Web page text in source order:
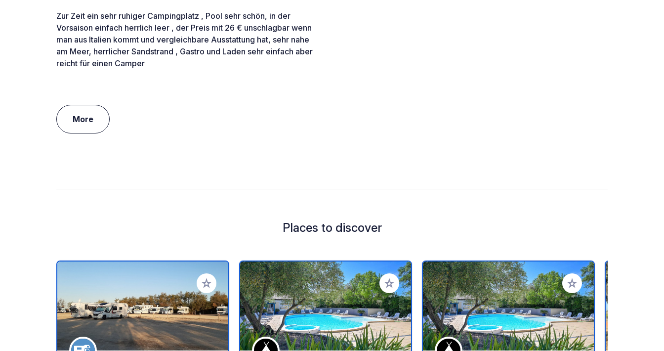
Zur Zeit ein sehr ruhiger Campingplatz , Pool sehr schön, in der
Vorsaison einfach herrlich leer , der Preis mit 26 € unschlagbar wenn
man aus Italien kommt und vergleichbare Ausstattung hat, sehr nahe
am Meer, herrlicher Sandstrand , Gastro und Laden sehr einfach aber
reicht für einen Camper
More
Places to discover
Add to your favorites Add to your favorites Add to your favorites